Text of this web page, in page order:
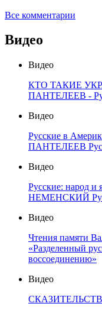
Все комментарии
Видео
Видео
КТО ТАКИЕ
ПАНТЕЛЕЕВ -
Видео
Русские в
ПАНТЕЛЕЕВ
Видео
Русские: народ
НЕМЕНСКИЙ
Видео
Чтения памяти
«Разделенный
воссоединению»
Видео
СКАЗИТЕЛЬСТВО